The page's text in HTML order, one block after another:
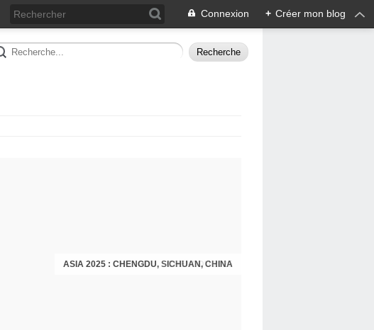
Connexion + Créer mon blog
ASIA 2025 : CHENGDU, SICHUAN, CHINA
CHENGDU 2025